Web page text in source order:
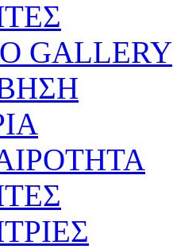
GALLERY